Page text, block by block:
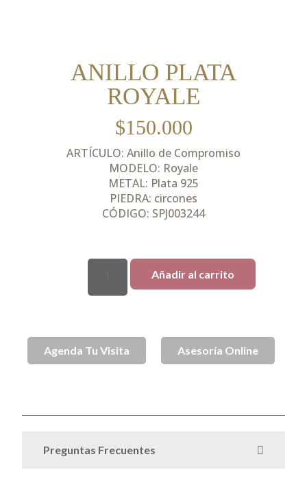
ANILLO PLATA
ROYALE
$150.000
ARTÍCULO: Anillo de Compromiso
MODELO: Royale
METAL: Plata 925
PIEDRA: circones
CÓDIGO: SPJ003244
Añadir al carrito
Agenda Tu Visita Asesoría Online
Preguntas Frecuentes